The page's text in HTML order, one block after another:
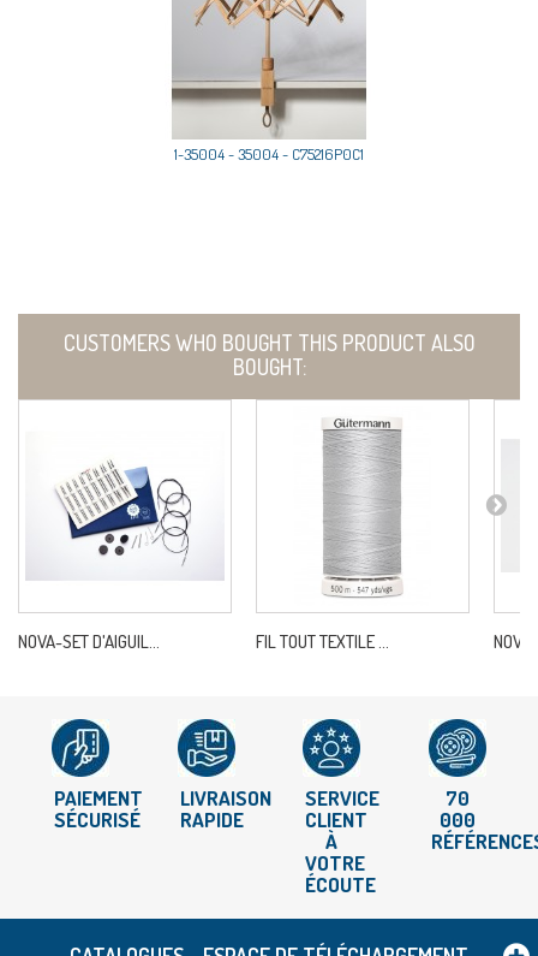
1-35004 - 35004 - C75216P0C1
CUSTOMERS WHO BOUGHT THIS PRODUCT ALSO
BOUGHT:
NOVA-SET D'AIGUIL... FIL TOUT TEXTILE ...
PAIEMENT
SÉCURISÉ
LIVRAISON
RAPIDE
SERVICE
CLIENT
À
VOTRE
ÉCOUTE
70
000